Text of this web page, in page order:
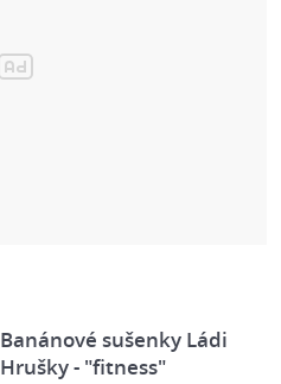
Banánové sušenky Ládi
Hrušky - "fitness"